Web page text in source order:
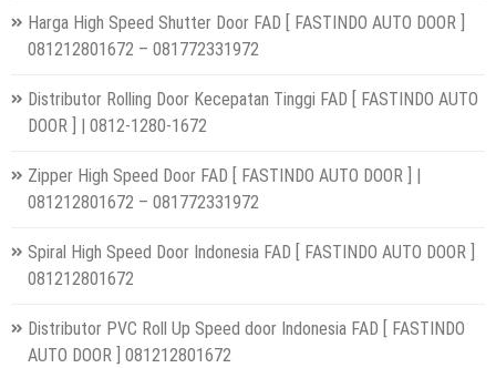
Harga High Speed Shutter Door FAD [ FASTINDO AUTO DOOR ]
081212801672 – 081772331972
Distributor Rolling Door Kecepatan Tinggi FAD [ FASTINDO AUTO
DOOR ] | 0812-1280-1672
Zipper High Speed Door FAD [ FASTINDO AUTO DOOR ] |
081212801672 – 081772331972
Spiral High Speed Door Indonesia FAD [ FASTINDO AUTO DOOR ]
081212801672
Distributor PVC Roll Up Speed door Indonesia FAD [ FASTINDO
AUTO DOOR ] 081212801672